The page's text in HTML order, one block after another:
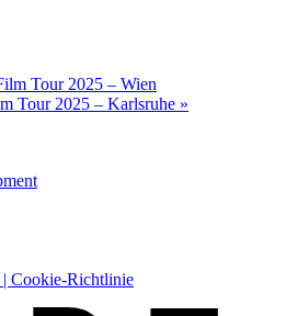
Tour 2025 – Wien
Tour 2025 – Karlsruhe »
| Cookie-Richtlinie